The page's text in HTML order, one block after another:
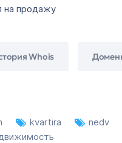
на продажу
Whois
kvartira nedv